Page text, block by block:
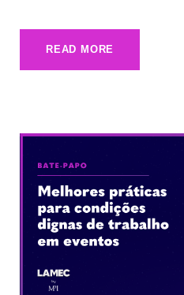
READ MORE